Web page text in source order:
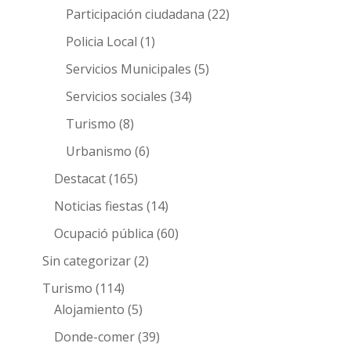
Participación ciudadana (22)
Policia Local (1)
Servicios Municipales (5)
Servicios sociales (34)
Turismo (8)
Urbanismo (6)
Destacat(165)
Noticias fiestas (14)
Ocupació pública (60)
Sin categorizar(2)
Turismo (114)
Alojamiento (5)
Donde-comer(39)